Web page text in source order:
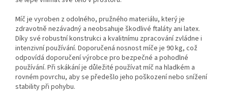
Míč je vyroben z odolného, pružného materiálu, který je
zdravotně nezávadný a neobsahuje škodlivé ftaláty ani latex.
Díky své robustní konstrukci a kvalitnímu zpracování zvládne i
intenzivní používání. Doporučená nosnost míče je 90 kg, což
odpovídá doporučení výrobce pro bezpečné a pohodlné
používání. Při skákání je důležité používat míč na hladkém a
rovném povrchu, aby se předešlo jeho poškození nebo snížení
stability při pohybu.